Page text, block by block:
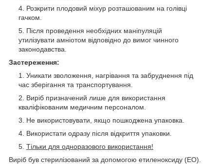
Розкрити плодовий міхур розташованим на голівці
гачком.
Після проведення необхідних маніпуляцій
утилізувати амніотом відповідно до вимог чинного
законодавства.
Застереження:
Уникати зволоження, нагрівання та забруднення під
час зберігання та транспортування.
Виріб призначений лише для використання
кваліфікованим медичним персоналом.
Не використовувати, якщо пошкоджена упаковка.
Використати одразу після відкриття упаковки.
Тільки для одноразового використання!
Виріб був стерилізований за допомогою етиленоксиду (ЕО).